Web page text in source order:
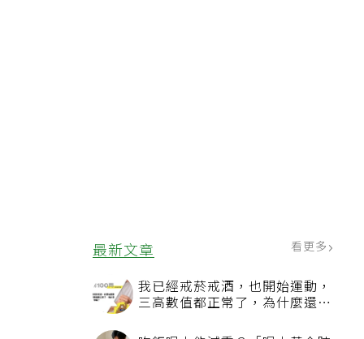
最新文章 看更多
我已經戒菸戒酒，也開始運動，
三高數值都正常了，為什麼還不